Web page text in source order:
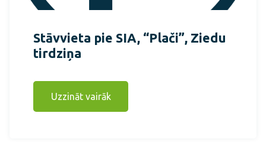
Stāvvieta pie SIA, “Plači”, Ziedu
tirdziņa
Uzzināt vairāk